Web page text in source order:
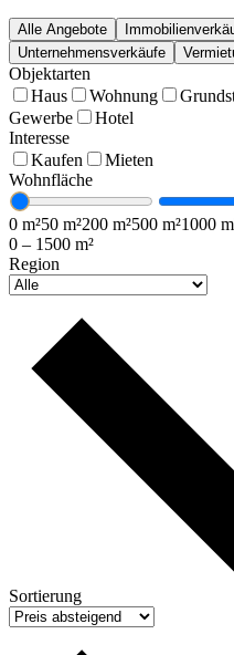
Alle Angebote
Unternehmensverkäufe
Objektarten
Haus
Wohnung
Gewerbe
Hotel
Interesse
Kaufen
Mieten
Wohnfläche
0 m²50 m²200 m²500 m²1000
0 – 1500 m²
Region
Sortierung